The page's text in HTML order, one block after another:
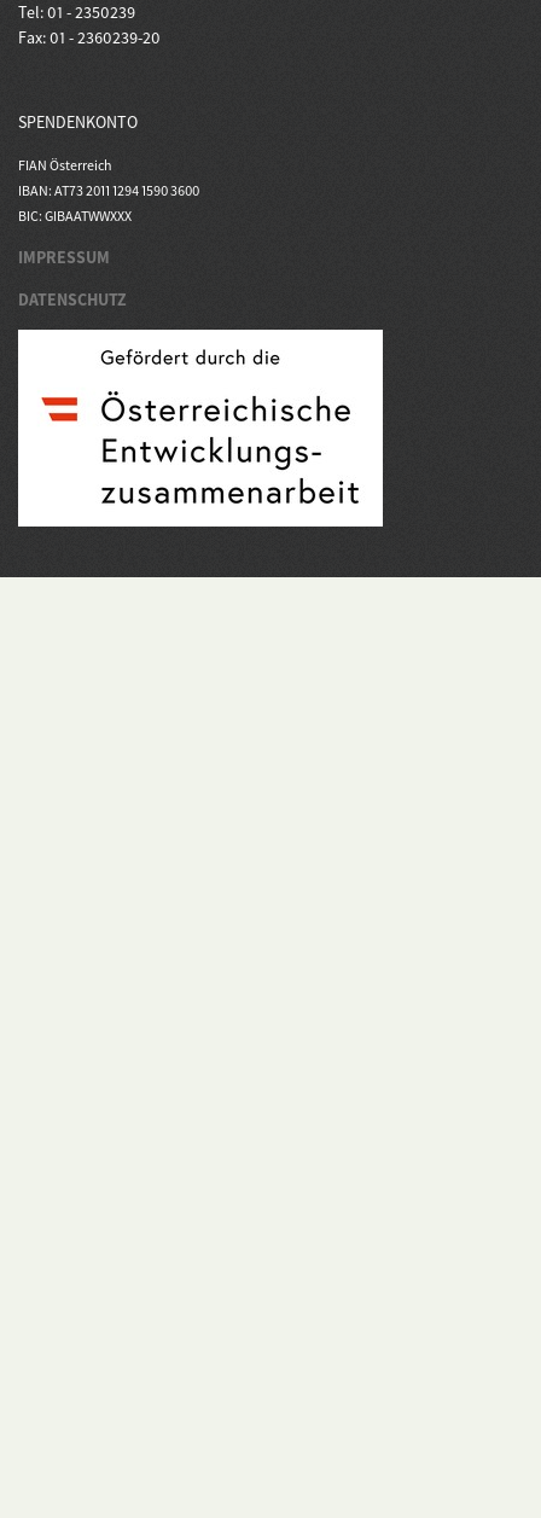
Tel: 01 - 2350239
Fax: 01 - 2360239-20
SPENDENKONTO
FIAN Österreich
IBAN: AT73 2011 1294 1590 3600
BIC: GIBAATWWXXX
IMPRESSUM
DATENSCHUTZ